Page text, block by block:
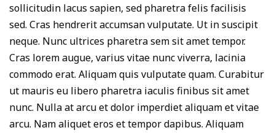
sollicitudin lacus sapien, sed pharetra felis facilisis
sed. Cras hendrerit accumsan vulputate. Ut in suscipit
neque. Nunc ultrices pharetra sem sit amet tempor.
Cras lorem augue, varius vitae nunc viverra, lacinia
commodo erat. Aliquam quis vulputate quam. Curabitur
ut mauris eu libero pharetra iaculis finibus sit amet
nunc. Nulla at arcu et dolor imperdiet aliquam et vitae
arcu. Nam aliquet eros et tempor dapibus. Aliquam